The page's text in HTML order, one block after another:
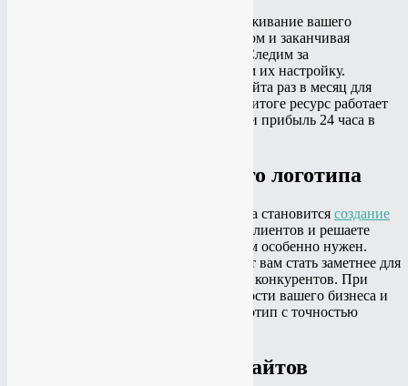
Мы предоставляем комплексное обслуживание вашего
ресурса, начиная с работы над контентом и заканчивая
устранением технических недочётов. Следим за
обновлениями плагинов, осуществляем их настройку.
Производим резервное копирование сайта раз в месяц для
поддержания безопасности проекта. В итоге ресурс работает
без сбоев, генерируя для вас клиентов и прибыль 24 часа в
Создание фирменного логотипа
Неотъемлемой частью развития бизнеса становится создание
. Когда вы расширяете охват клиентов и решаете
вывести свой бизнес в интернет, он вам особенно нужен.
Разработка фирменного стиля позволит вам стать заметнее для
клиентов и быть на шаг впереди своих конкурентов. При
разработке мы учитываем все особенности вашего бизнеса и
сферу. В результате получившийся логотип с точностью
Продвижение сайтов